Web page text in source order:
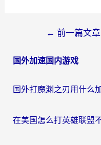
导
← 前一篇文章
国外加速国内游戏